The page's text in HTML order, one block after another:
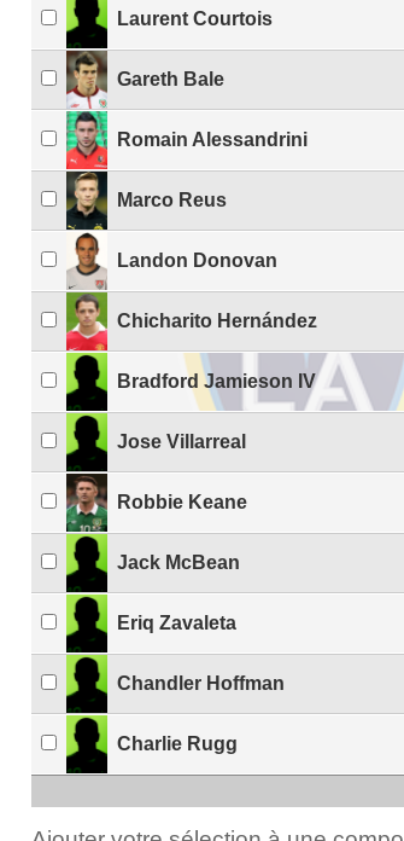
Laurent Courtois
Gareth Bale
Romain Alessandrini
Marco Reus
Landon Donovan
Chicharito Hernández
Bradford Jamieson IV
Jose Villarreal
Robbie Keane
Jack McBean
Eriq Zavaleta
Chandler Hoffman
Charlie Rugg